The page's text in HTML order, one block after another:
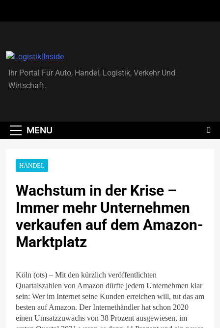
Logistik|Inside
Ihr Portal Für Auto, Handel, Logistik, Verkehr Und
Wirtschaft.
MENU
HANDEL
Wachstum in der Krise –
Immer mehr Unternehmen
verkaufen auf dem Amazon-
Marktplatz
Köln (ots) – Mit den kürzlich veröffentlichten
Quartalszahlen von Amazon dürfte jedem Unternehmen klar
sein: Wer im Internet seine Kunden erreichen will, tut das am
besten auf Amazon. Der Internethändler hat schon 2020
einen Umsatzzuwachs von 38 Prozent ausgewiesen, im